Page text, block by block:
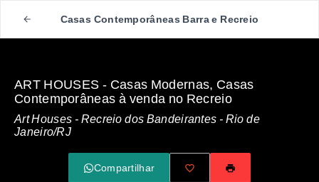
Casas Contemporâneas Barra e Recreio
ART HOUSES - Casas Modernas, Casas
Contemporâneas à venda no Recreio
Art Houses - Recreio dos Bandeirantes - Rio de
Janeiro/RJ
Compartilhar